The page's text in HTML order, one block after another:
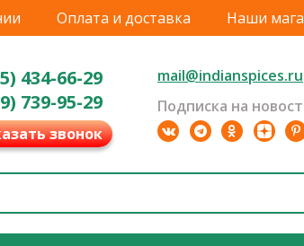
Оплата и доставка Наши
434-66-29
739-95-29
звонок
mail@indianspices.ru
Подписка на